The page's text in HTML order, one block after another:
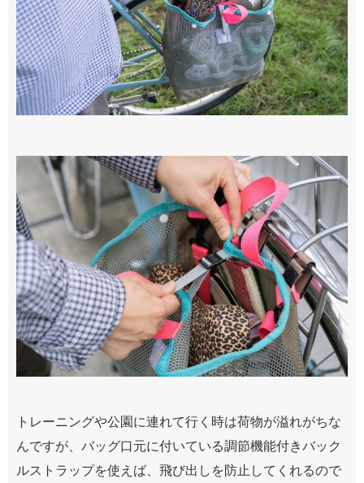
トレーニングや公園に連れて行く時は荷物が溢れがちな
んですが、バッグ口元に付いている調節機能付きバック
ルストラップを使えば、飛び出しを防止してくれるので